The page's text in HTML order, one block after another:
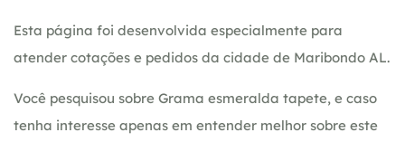
Esta página foi desenvolvida especialmente para
atender cotações e pedidos da cidade de Maribondo AL.
Você pesquisou sobre Grama esmeralda tapete, e caso
tenha interesse apenas em entender melhor sobre este